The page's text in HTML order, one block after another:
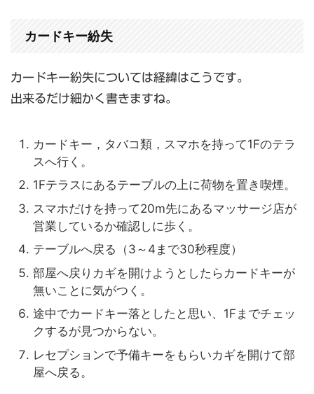
カードキー紛失
カードキー紛失については経緯はこうです。
出来るだけ細かく書きますね。
カードキー，タバコ類，スマホを持って1Fのテラ
スへ行く。
1Fテラスにあるテーブルの上に荷物を置き喫煙。
スマホだけを持って20m先にあるマッサージ店が
営業しているか確認しに歩く。
テーブルへ戻る（3～4まで30秒程度）
部屋へ戻りカギを開けようとしたらカードキーが
無いことに気がつく。
途中でカードキー落としたと思い、1Fまでチェッ
クするが見つからない。
レセプションで予備キーをもらいカギを開けて部
屋へ戻る。